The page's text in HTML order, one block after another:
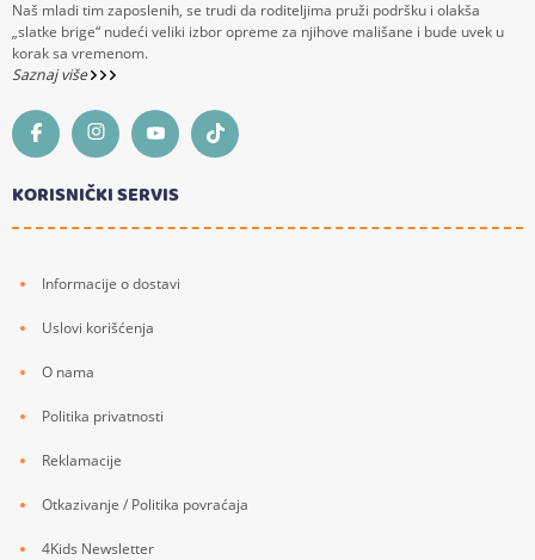
Naš mladi tim zaposlenih, se trudi da roditeljima pruži podršku i olakša
„slatke brige“ nudeći veliki izbor opreme za njihove mališane i bude uvek u
korak sa vremenom.
Saznaj više
KORISNIČKI SERVIS
Informacije o dostavi
Uslovi korišćenja
O nama
Politika privatnosti
Reklamacije
Otkazivanje / Politika povraćaja
4Kids Newsletter